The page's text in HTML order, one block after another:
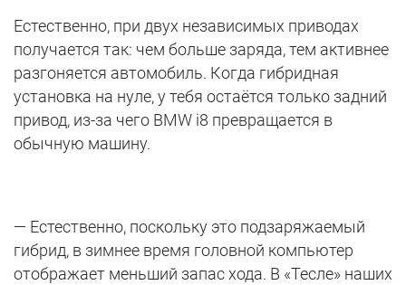
Естественно, при двух независимых приводах
получается так: чем больше заряда, тем активнее
разгоняется автомобиль. Когда гибридная
установка на нуле, у тебя остаётся только задний
привод, из-за чего BMW i8 превращается в
обычную машину.
— Естественно, поскольку это подзаряжаемый
гибрид, в зимнее время головной компьютер
отображает меньший запас хода. В «Тесле» наших